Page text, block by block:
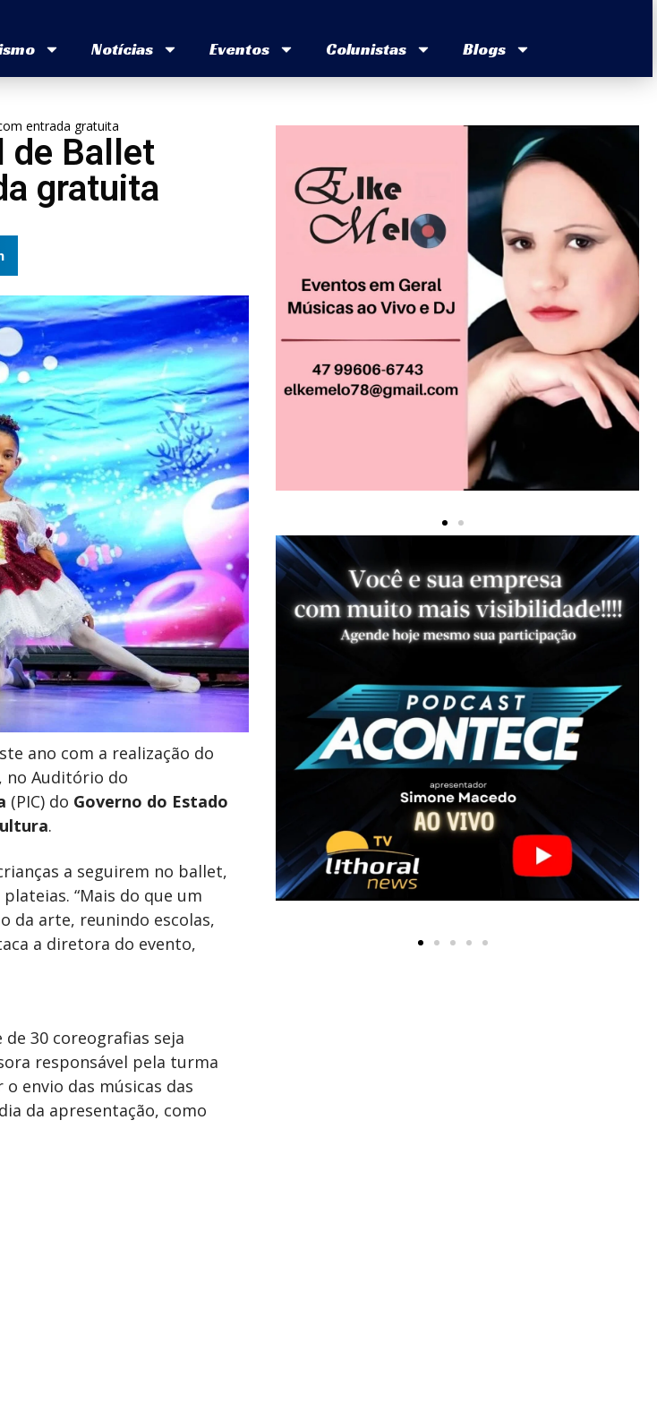
Notícias Eventos Colunistas Blogs
entrada gratuita
de Ballet
gratuita
ano com a realização do
no Auditório do
(PIC) do Governo do Estado
.
a seguirem no ballet,
“Mais do que um
da arte, reunindo escolas,
a diretora do evento,
30 coreografias seja
responsável pela turma
o envio das músicas das
da apresentação, como